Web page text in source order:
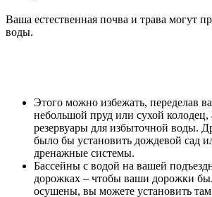
Ваша естественная почва и трава могут
воды.
Этого можно избежать, переделав
небольшой пруд или сухой колодец,
резервуары для избыточной воды.
было бы установить дождевой сад
дренажные системы.
Бассейны с водой на вашей
дорожках – чтобы ваши дорожки
осушены, вы можете установить